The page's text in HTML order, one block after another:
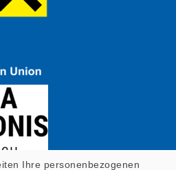
Ihre personenbezogenen